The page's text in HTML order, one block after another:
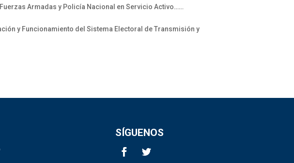
Armadas y Policía Nacional en Servicio Activo……
y Funcionamiento del Sistema Electoral de Transmisión y
SÍGUENOS